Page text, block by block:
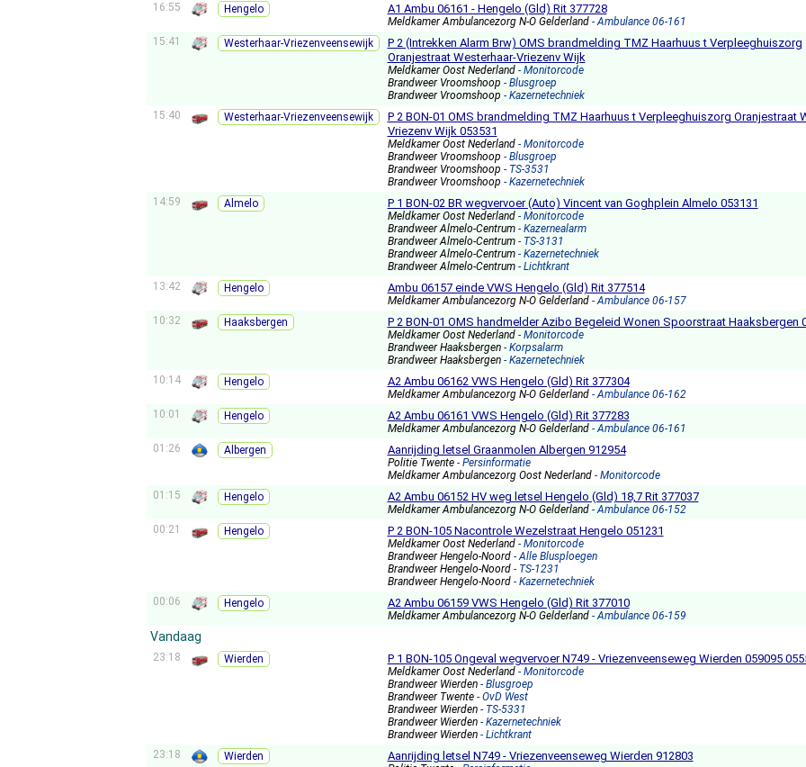
16:55
Hengelo A1 Ambu 06161 - Hengelo (Gld) Rit 377728
Meldkamer Ambulancezorg N-O Gelderland - Ambulance 06-161
15:41
Westerhaar-Vriezenveensewijk
P 2 (Intrekken Alarm Brw) OMS brandmelding TMZ Haarhuus t Verpleeghuiszorg
Oranjestraat Westerhaar-Vriezenv Wijk
Meldkamer Oost Nederland - Monitorcode
Brandweer Vroomshoop - Blusgroep
Brandweer Vroomshoop - Kazernetechniek
15:40
Westerhaar-Vriezenveensewijk
P 2 BON-01 OMS brandmelding TMZ Haarhuus t Verpleeghuiszorg Oranjestraat
Vriezenv Wijk 053531
Meldkamer Oost Nederland - Monitorcode
Brandweer Vroomshoop - Blusgroep
Brandweer Vroomshoop - TS-3531
Brandweer Vroomshoop - Kazernetechniek
14:59
Almelo P 1 BON-02 BR wegvervoer (Auto) Vincent van Goghplein Almelo 053131
Meldkamer Oost Nederland - Monitorcode
Brandweer Almelo-Centrum - Kazernealarm
Brandweer Almelo-Centrum - TS-3131
Brandweer Almelo-Centrum - Kazernetechniek
Brandweer Almelo-Centrum - Lichtkrant
13:42
Hengelo Ambu 06157 einde VWS Hengelo (Gld) Rit 377514
Meldkamer Ambulancezorg N-O Gelderland - Ambulance 06-157
10:32
Haaksbergen P 2 BON-01 OMS handmelder Azibo Begeleid Wonen Spoorstraat Haaksbergen
Meldkamer Oost Nederland - Monitorcode
Brandweer Haaksbergen - Korpsalarm
Brandweer Haaksbergen - Kazernetechniek
10:14
Hengelo A2 Ambu 06162 VWS Hengelo (Gld) Rit 377304
Meldkamer Ambulancezorg N-O Gelderland - Ambulance 06-162
10:01
Hengelo A2 Ambu 06161 VWS Hengelo (Gld) Rit 377283
Meldkamer Ambulancezorg N-O Gelderland - Ambulance 06-161
01:26
Albergen Aanrijding letsel Graanmolen Albergen 912954
Politie Twente - Persinformatie
Meldkamer Ambulancezorg Oost Nederland - Monitorcode
01:15
Hengelo A2 Ambu 06152 HV weg letsel Hengelo (Gld) 18,7 Rit 377037
Meldkamer Ambulancezorg N-O Gelderland - Ambulance 06-152
00:21
Hengelo P 2 BON-105 Nacontrole Wezelstraat Hengelo 051231
Meldkamer Oost Nederland - Monitorcode
Brandweer Hengelo-Noord - Alle Blusploegen
Brandweer Hengelo-Noord - TS-1231
Brandweer Hengelo-Noord - Kazernetechniek
00:06
Hengelo A2 Ambu 06159 VWS Hengelo (Gld) Rit 377010
Meldkamer Ambulancezorg N-O Gelderland - Ambulance 06-159
Vandaag
23:18 Wierden P 1 BON-105 Ongeval wegvervoer N749 - Vriezenveenseweg Wierden 059095
Meldkamer Oost Nederland - Monitorcode
Brandweer Wierden - Blusgroep
Brandweer Twente - OvD West
Brandweer Wierden - TS-5331
Brandweer Wierden - Kazernetechniek
Brandweer Wierden - Lichtkrant
23:18
Wierden Aanrijding letsel N749 - Vriezenveenseweg Wierden 912803